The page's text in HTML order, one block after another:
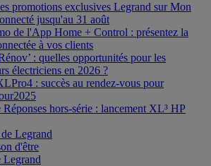
promotions exclusives Legrand sur Mon
jusqu'au 31 août
de l'App Home + Control : présentez la
à vos clients
: quelles opportunités pour les
électriciens en 2026 ?
: succès au rendez-vous pour
hors-série : lancement XL³ HP
Legrand
d'être
Legrand